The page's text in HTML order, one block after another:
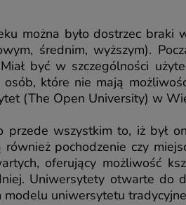
można było dostrzec
średnim, wyższym).
być w szczególności
które nie mają
(The Open University) w
przede wszystkim to, iż był
pochodzenie czy
oferujący możliwość
Uniwersytety otwarte do
modelu uniwersytetu